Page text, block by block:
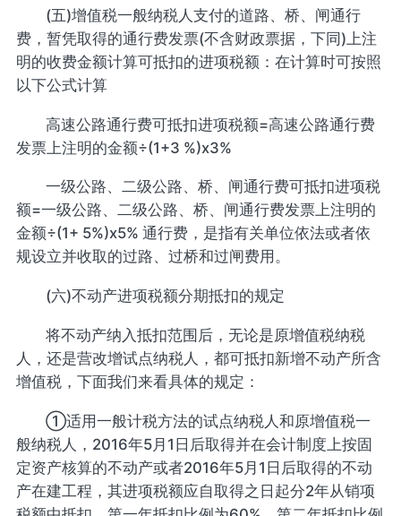
(五)增值税一般纳税人支付的道路、桥、闸通行
费，暂凭取得的通行费发票(不含财政票据，下同)上注
明的收费金额计算可抵扣的进项税额：在计算时可按照
以下公式计算
高速公路通行费可抵扣进项税额=高速公路通行费
发票上注明的金额÷(1+3 %)x3%
一级公路、二级公路、桥、闸通行费可抵扣进项税
额=一级公路、二级公路、桥、闸通行费发票上注明的
金额÷(1+ 5%)x5% 通行费，是指有关单位依法或者依
规设立并收取的过路、过桥和过闸费用。
(六)不动产进项税额分期抵扣的规定
将不动产纳入抵扣范围后，无论是原增值税纳税
人，还是营改增试点纳税人，都可抵扣新增不动产所含
增值税，下面我们来看具体的规定：
①适用一般计税方法的试点纳税人和原增值税一
般纳税人，2016年5月1日后取得并在会计制度上按固
定资产核算的不动产或者2016年5月1日后取得的不动
产在建工程，其进项税额应自取得之日起分2年从销项